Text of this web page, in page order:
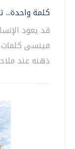
كلمة واحدة...
قد يعود
فينسى كلمات
ذهنه عند